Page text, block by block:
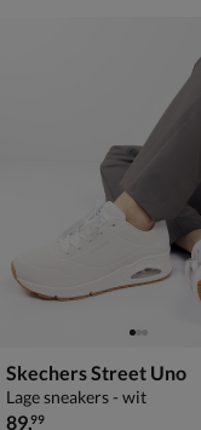
Skechers Street Uno
Lage sneakers - wit
€ 89,99
89,99